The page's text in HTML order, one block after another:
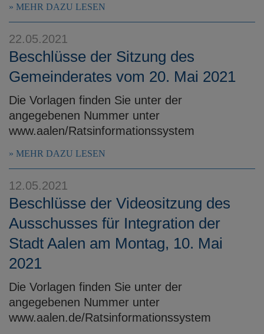
MEHR DAZU LESEN
22.05.2021
Beschlüsse der Sitzung des
Gemeinderates vom 20. Mai 2021
Die Vorlagen finden Sie unter der
angegebenen Nummer unter
www.aalen/Ratsinformationssystem
MEHR DAZU LESEN
12.05.2021
Beschlüsse der Videositzung des
Ausschusses für Integration der
Stadt Aalen am Montag, 10. Mai
2021
Die Vorlagen finden Sie unter der
angegebenen Nummer unter
www.aalen.de/Ratsinformationssystem